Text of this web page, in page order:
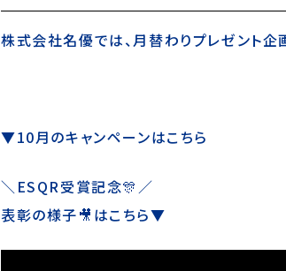
株式会社名優では、月替わりプレゼント企
▼10月のキャンペーンはこちら
＼ESQR受賞記念🎊／
表彰の様子🎥はこちら▼